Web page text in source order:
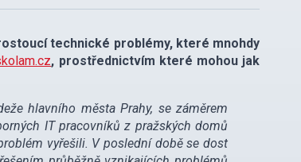
technické problémy, které mnohdy
, prostřednictvím které mohou jak
hlavního města Prahy, se záměrem
IT pracovníků z pražských domů
vyřešili. V poslední době se dost